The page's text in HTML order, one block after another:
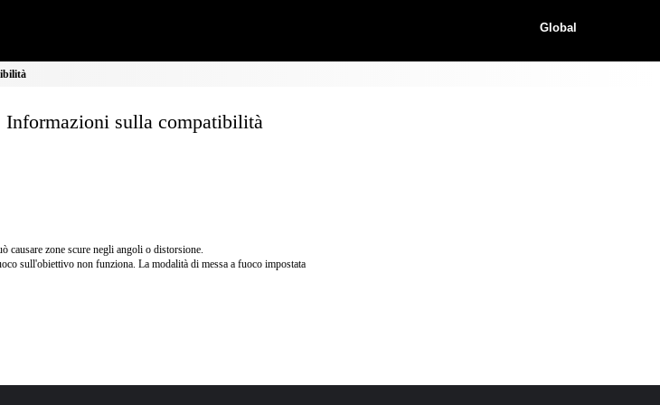
Global
Informazioni sulla compatibilità
causare zone scure negli angoli o distorsione.
sull'obiettivo non funziona. La modalità di messa a fuoco impostata